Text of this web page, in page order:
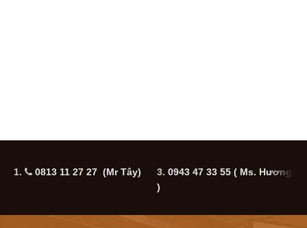
1. 0813 11 27 27 (Mr Tây) 3. 0943 47 33 55 ( Ms. Hương
)